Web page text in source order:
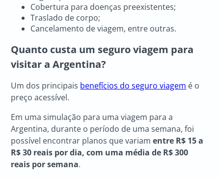
Cobertura para doenças preexistentes;
Traslado de corpo;
Cancelamento de viagem, entre outras.
Quanto custa um seguro viagem para
visitar a Argentina?
Um dos principais benefícios do seguro viagem é o
preço acessível.
Em uma simulação para uma viagem para a
Argentina, durante o período de uma semana, foi
possível encontrar planos que variamentre R$ 15 a
R$ 30 reais por dia, com uma média de R$ 300
reais por semana.